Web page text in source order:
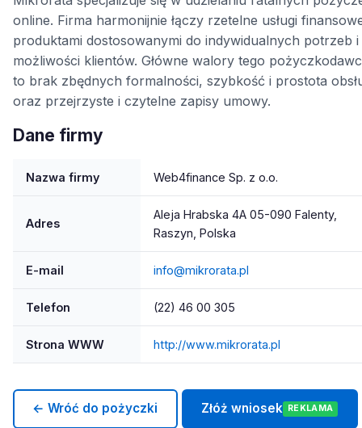
online. Firma harmonijnie łączy rzetelne usługi
produktami dostosowanymi do indywidualnych potrzeb i
możliwości klientów. Główne walory tego
to brak zbędnych formalności, szybkość i prostota
oraz przejrzyste i czytelne zapisy umowy.
Dane firmy
Nazwa firmy Web4finance Sp. z o.o.
Adres
Aleja Hrabska 4A 05-090 Falenty,
Raszyn, Polska
E-mail info@mikrorata.pl
Telefon (22) 46 00 305
Strona WWW http://www.mikrorata.pl
← Wróć do pożyczki Złóż wniosek REKLAMA